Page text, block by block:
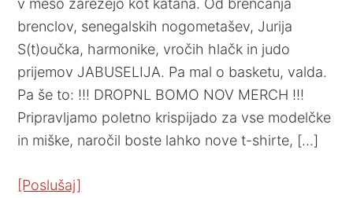
v meso zarežejo kot katana. Od brenčanja
brenclov, senegalskih nogometašev, Jurija
S(t)oučka, harmonike, vročih hlačk in judo
prijemov JABUSELIJA. Pa mal o basketu, valda.
Pa še to: !!! DROPNL BOMO NOV MERCH !!!
Pripravljamo poletno krispijado za vse modelčke
in miške, naročil boste lahko nove t-shirte, […]
[Poslušaj]